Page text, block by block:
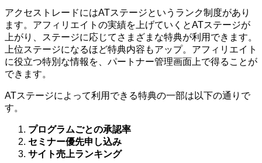
アクセストレードにはATステージというランク制度があり
ます。アフィリエイトの実績を上げていくとATステージが
上がり、ステージに応じてさまざまな特典が利用できます。
上位ステージになるほど特典内容もアップ。アフィリエイト
に役立つ特別な情報を、パートナー管理画面上で得ることが
できます。
ATステージによって利用できる特典の一部は以下の通りで
す。
プログラムごとの承認率
セミナー優先申し込み
サイト売上ランキング